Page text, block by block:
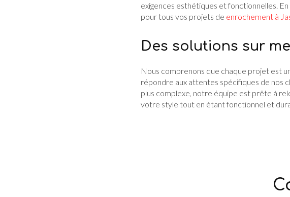
exigences esthétiques et fonctionnelles.
pour tous vos projets de enrochement à
Des solutions sur
Nous comprenons que chaque projet est
répondre aux attentes spécifiques de nos
plus complexe, notre équipe est prête à
votre style tout en étant fonctionnel et